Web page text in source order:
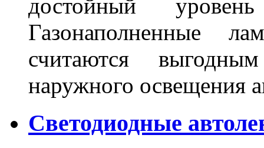
достойный
Газонаполненные
считаются
наружного освещения
Светодиодные